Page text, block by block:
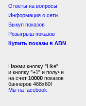
Ответы на вопросы
Информация о сети
Выкуп показов
Розыгрыш показов
Купить показы в ABN
Нажми кнопку "Like"
и кнопку "+1" и получи
на счет 10000 показов
баннеров 468x60!
Мы на facebook